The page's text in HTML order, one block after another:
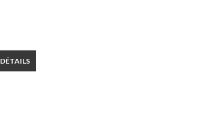
DÉTAILS